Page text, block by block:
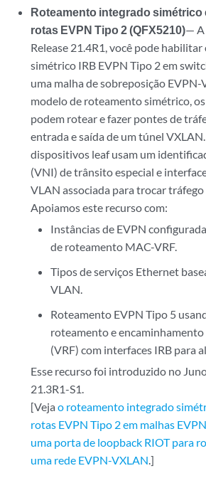
Roteamento integrado simétrico
rotas EVPN Tipo 2 (QFX5210)— A
Release 21.4R1, você pode
simétrico IRB EVPN Tipo 2 em
uma malha de sobreposição EVPN-
modelo de roteamento simétrico,
podem rotear e fazer pontes de
entrada e saída de um túnel
dispositivos leaf usam um
(VNI) de trânsito especial e
VLAN associada para trocar
Apoiamos este recurso com:
Instâncias de EVPN
de roteamento MAC-VRF.
Tipos de serviços Ethernet
VLAN.
Roteamento EVPN Tipo 5
roteamento e
(VRF) com interfaces IRB para
Esse recurso foi introduzido no
21.3R1-S1.
[Vejao roteamento integrado
rotas EVPN Tipo 2 em malhas
uma porta de loopback RIOT para
uma rede EVPN-VXLAN.]